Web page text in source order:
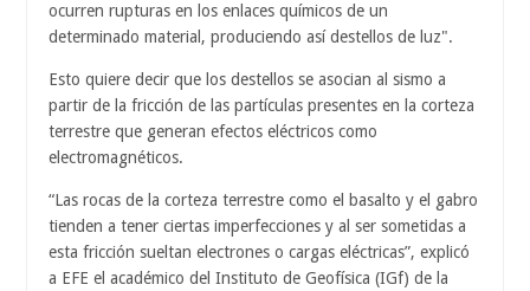
ocurren rupturas en los enlaces químicos de un
determinado material, produciendo así destellos de luz".
Esto quiere decir que los destellos se asocian al sismo a
partir de la fricción de las partículas presentes en la corteza
terrestre que generan efectos eléctricos como
electromagnéticos.
“Las rocas de la corteza terrestre como el basalto y el gabro
tienden a tener ciertas imperfecciones y al ser sometidas a
esta fricción sueltan electrones o cargas eléctricas”, explicó
a EFE el académico del Instituto de Geofísica (IGf) de la